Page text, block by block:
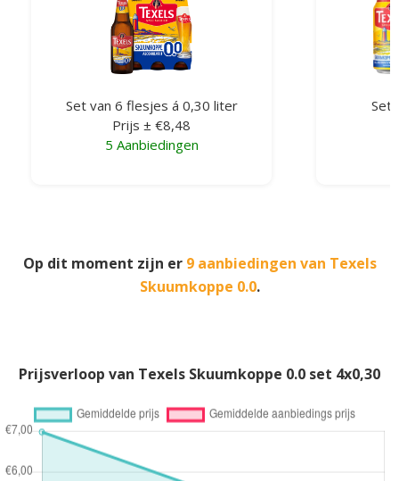
Set van 6 flesjes á 0,30 liter
Prijs ± €8,48
5 Aanbiedingen
Set
Op dit moment zijn er 9 aanbiedingen van Texels
Skuumkoppe 0.0.
Prijsverloop van Texels Skuumkoppe 0.0 set 4x0,30